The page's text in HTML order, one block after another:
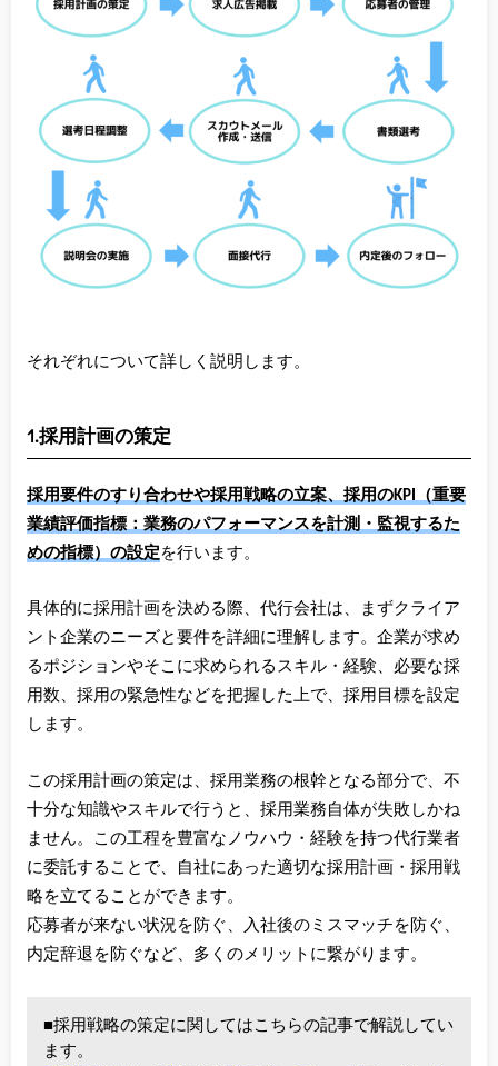
それぞれについて詳しく説明します。
1.採用計画の策定
採用要件のすり合わせや採用戦略の立案、採用のKPI（重要
業績評価指標：業務のパフォーマンスを計測・監視するた
めの指標）の設定を行います。
具体的に採用計画を決める際、代行会社は、まずクライア
ント企業のニーズと要件を詳細に理解します。企業が求め
るポジションやそこに求められるスキル・経験、必要な採
用数、採用の緊急性などを把握した上で、採用目標を設定
します。
この採用計画の策定は、採用業務の根幹となる部分で、不
十分な知識やスキルで行うと、採用業務自体が失敗しかね
ません。この工程を豊富なノウハウ・経験を持つ代行業者
に委託することで、自社にあった適切な採用計画・採用戦
略を立てることができます。
応募者が来ない状況を防ぐ、入社後のミスマッチを防ぐ、
内定辞退を防ぐなど、多くのメリットに繋がります。
■採用戦略の策定に関してはこちらの記事で解説してい
ます。